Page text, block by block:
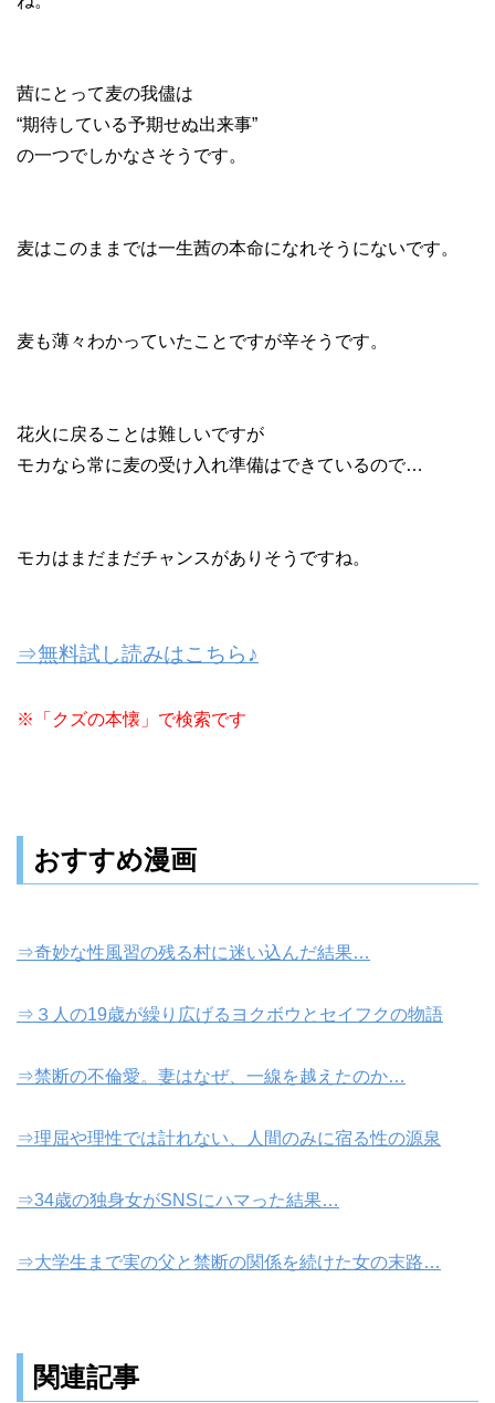
茜にとって麦の我儘は
“期待している予期せぬ出来事”
の一つでしかなさそうです。
麦はこのままでは一生茜の本命になれそうにないです。
麦も薄々わかっていたことですが辛そうです。
花火に戻ることは難しいですが
モカなら常に麦の受け入れ準備はできているので…
モカはまだまだチャンスがありそうですね。
⇒無料試し読みはこちら♪
※「クズの本懐」で検索です
おすすめ漫画
⇒奇妙な性風習の残る村に迷い込んだ結果…
⇒３人の19歳が繰り広げるヨクボウとセイフクの物語
⇒禁断の不倫愛。妻はなぜ、一線を越えたのか…
⇒理屈や理性では計れない、人間のみに宿る性の源泉
⇒34歳の独身女がSNSにハマった結果…
⇒大学生まで実の父と禁断の関係を続けた女の末路…
関連記事